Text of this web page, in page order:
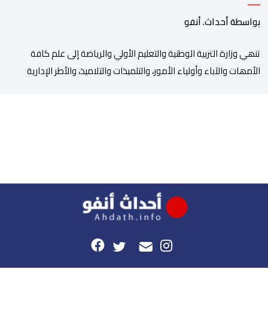
بواسطة أحداث. أنفو
تنھي وزارة التربیة الوطنیة والتعلیم الأولي والریاضة إلى علم كافة
الأمھات والآباء وأولیاء الأمور، والتلمیذات والتلامیذ، والأطر الإداریة